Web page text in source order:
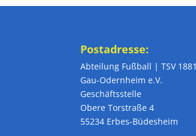
Postadresse:
Abteilung Fußball | TSV 1881
Gau-Odernheim e.V.
Geschäftsstelle
Obere Torstraße 4
55234 Erbes-Büdesheim